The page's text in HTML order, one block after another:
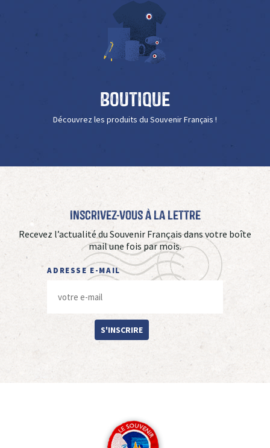
Boutique
Découvrez les produits du Souvenir Français !
Inscrivez-vous à La Lettre
Recevez l’actualité du Souvenir Français dans votre boîte
mail une fois par mois.
ADRESSE E-MAIL
S'INSCRIRE